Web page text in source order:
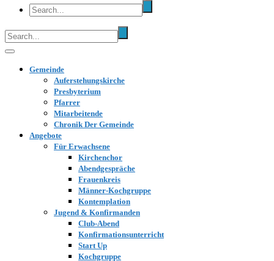
Gemeinde
Auferstehungskirche
Presbyterium
Pfarrer
Mitarbeitende
Chronik Der Gemeinde
Angebote
Für Erwachsene
Kirchenchor
Abendgespräche
Frauenkreis
Männer-Kochgruppe
Kontemplation
Jugend & Konfirmanden
Club-Abend
Konfirmationsunterricht
Start Up
Kochgruppe